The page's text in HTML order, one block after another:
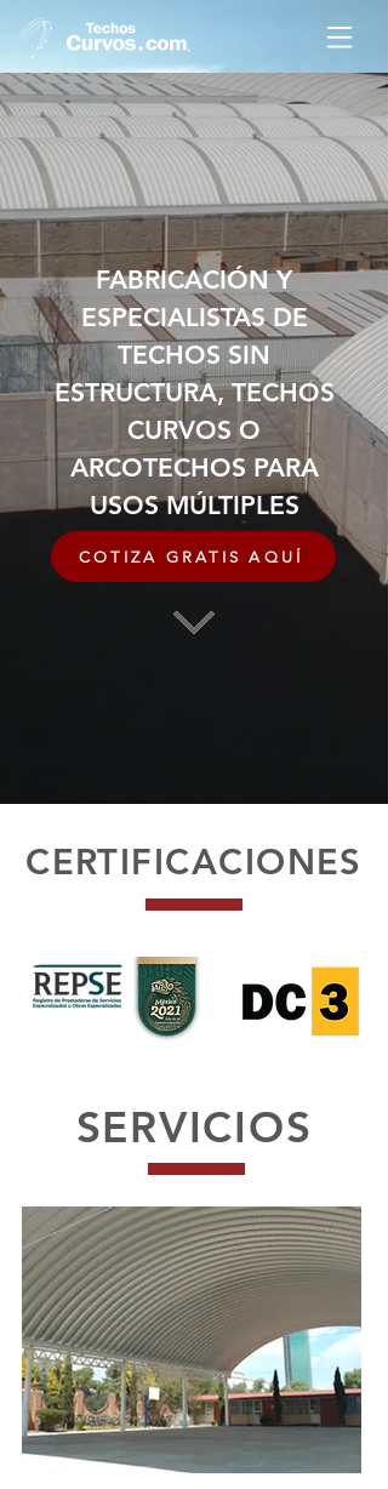
FABRICACIÓN Y
ESPECIALISTAS DE
TECHOS SIN
ESTRUCTURA, TECHOS
CURVOS O
ARCOTECHOS PARA
USOS MÚLTIPLES
COTIZA GRATIS AQUÍ
CERTIFICACIONES
SERVICIOS